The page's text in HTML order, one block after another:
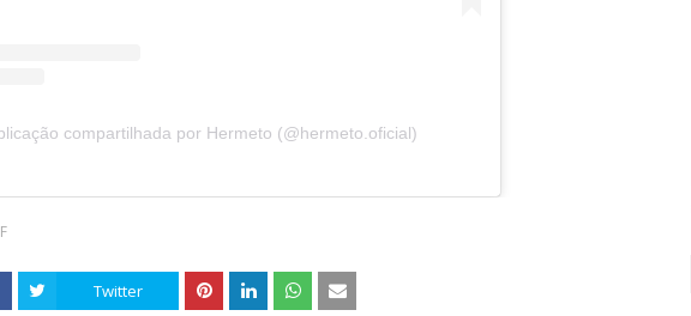
compartilhada por Hermeto (@hermeto.oficial)
Twitter